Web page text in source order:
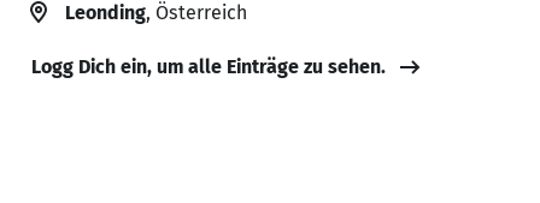
Leonding, Österreich
Logg Dich ein, um alle Einträge zu sehen.